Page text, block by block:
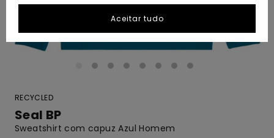
RECYCLED
Seal BP
Sweatshirt com capuz Azul Homem
Aceitar tudo